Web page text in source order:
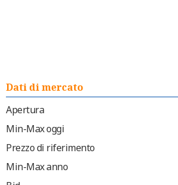
Dati di mercato
Apertura
Min-Max oggi
Prezzo di riferimento
Min-Max anno